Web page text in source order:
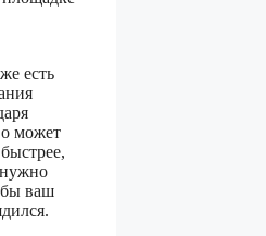
есть
может
ваш